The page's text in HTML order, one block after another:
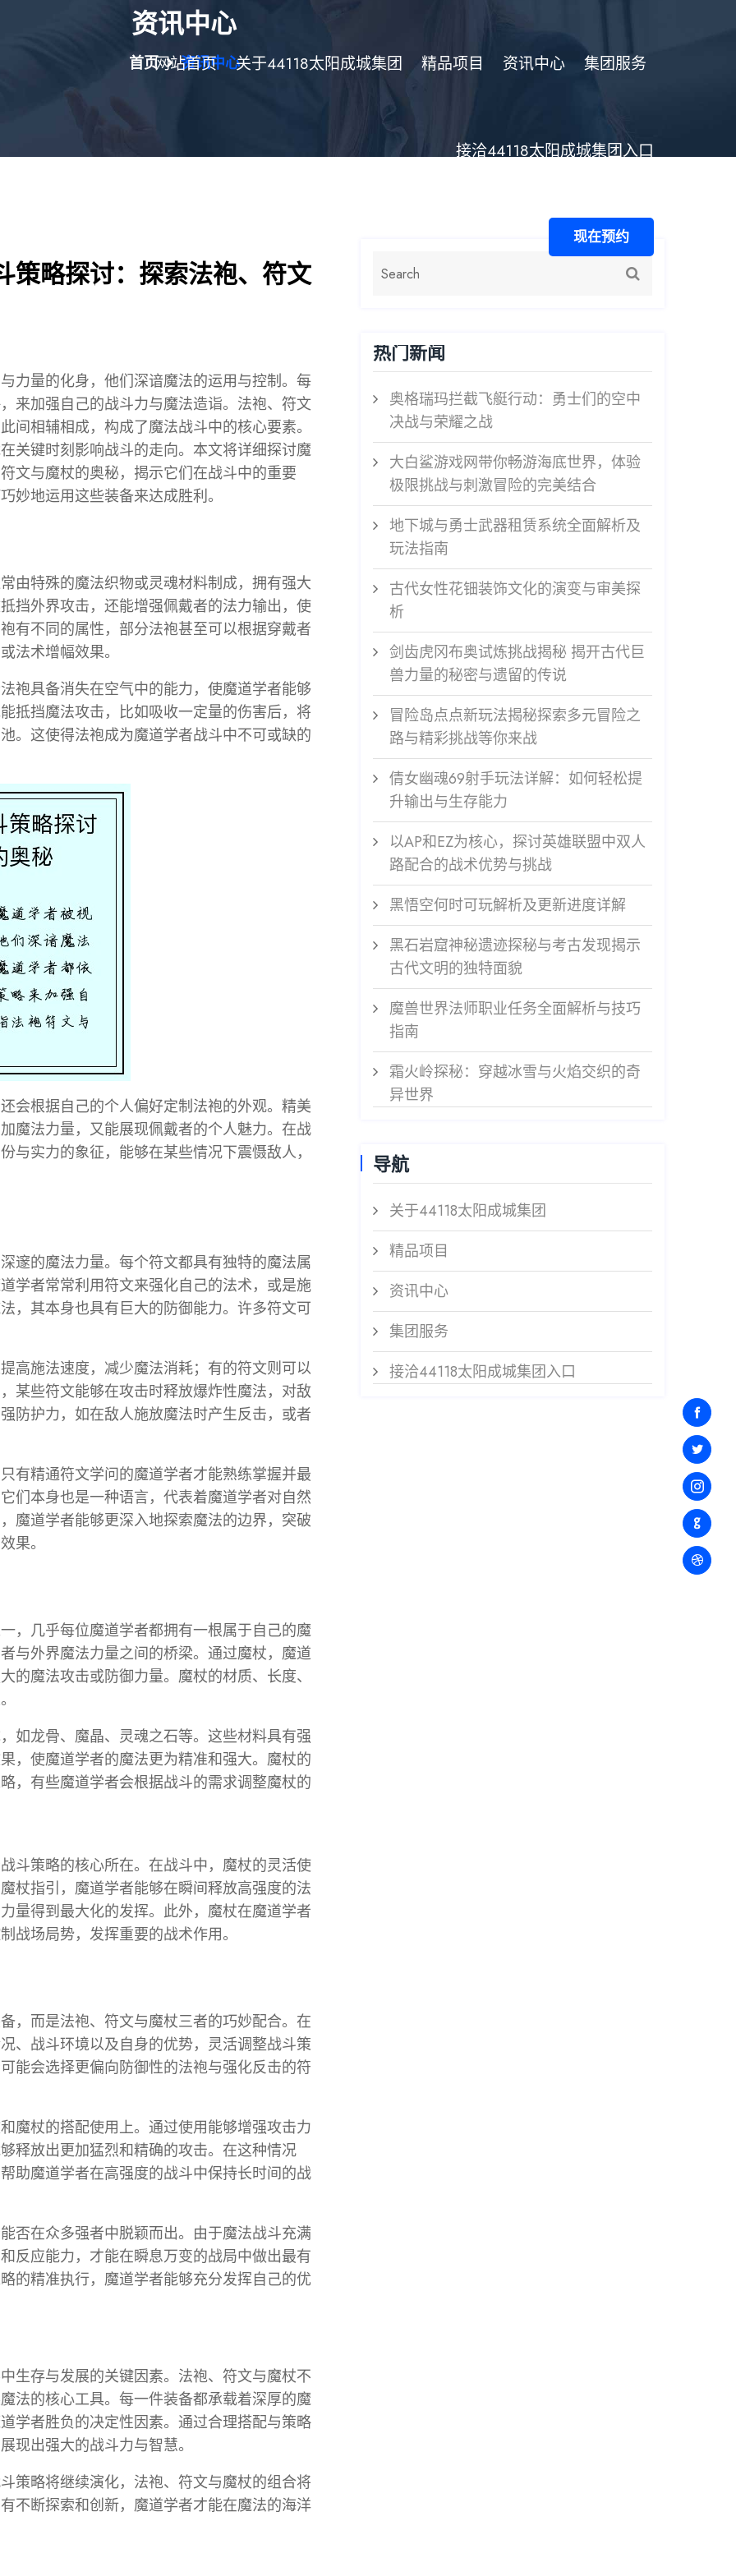
网站首页 关于44118太阳成城集团 精品项目 资讯中心 集团服务
接洽44118太阳成城集团入口
现在预约
资讯中心
首页 资讯中心
策略探讨：探索法袍、符文
力量的化身，他们深谙魔法的运用与控制。每
来加强自己的战斗力与魔法造诣。法袍、符文
间相辅相成，构成了魔法战斗中的核心要素。
关键时刻影响战斗的走向。本文将详细探讨魔
文与魔杖的奥秘，揭示它们在战斗中的重要
妙地运用这些装备来达成胜利。
由特殊的魔法织物或灵魂材料制成，拥有强大
挡外界攻击，还能增强佩戴者的法力输出，使
有不同的属性，部分法袍甚至可以根据穿戴者
法术增幅效果。
袍具备消失在空气中的能力，使魔道学者能够
抵挡魔法攻击，比如吸收一定量的伤害后，将
。这使得法袍成为魔道学者战斗中不可或缺的
会根据自己的个人偏好定制法袍的外观。精美
魔法力量，又能展现佩戴者的个人魅力。在战
实力的象征，能够在某些情况下震慑敌人，
邃的魔法力量。每个符文都具有独特的魔法属
学者常常利用符文来强化自己的法术，或是施
，其本身也具有巨大的防御能力。许多符文可
高施法速度，减少魔法消耗；有的符文则可以
某些符文能够在攻击时释放爆炸性魔法，对敌
防护力，如在敌人施放魔法时产生反击，或者
有精通符文学问的魔道学者才能熟练掌握并最
们本身也是一种语言，代表着魔道学者对自然
魔道学者能够更深入地探索魔法的边界，突破
果。
，几乎每位魔道学者都拥有一根属于自己的魔
与外界魔法力量之间的桥梁。通过魔杖，魔道
魔法攻击或防御力量。魔杖的材质、长度、
如龙骨、魔晶、灵魂之石等。这些材料具有强
，使魔道学者的魔法更为精准和强大。魔杖的
，有些魔道学者会根据战斗的需求调整魔杖的
斗策略的核心所在。在战斗中，魔杖的灵活使
杖指引，魔道学者能够在瞬间释放高强度的法
量得到最大化的发挥。此外，魔杖在魔道学者
战场局势，发挥重要的战术作用。
，而是法袍、符文与魔杖三者的巧妙配合。在
、战斗环境以及自身的优势，灵活调整战斗策
能会选择更偏向防御性的法袍与强化反击的符
魔杖的搭配使用上。通过使用能够增强攻击力
释放出更加猛烈和精确的攻击。在这种情况
助魔道学者在高强度的战斗中保持长时间的战
否在众多强者中脱颖而出。由于魔法战斗充满
反应能力，才能在瞬息万变的战局中做出最有
的精准执行，魔道学者能够充分发挥自己的优
生存与发展的关键因素。法袍、符文与魔杖不
法的核心工具。每一件装备都承载着深厚的魔
学者胜负的决定性因素。通过合理搭配与策略
现出强大的战斗力与智慧。
策略将继续演化，法袍、符文与魔杖的组合将
不断探索和创新，魔道学者才能在魔法的海洋
热门新闻
奥格瑞玛拦截飞艇行动：勇士们的空中
决战与荣耀之战
大白鲨游戏网带你畅游海底世界，体验
极限挑战与刺激冒险的完美结合
地下城与勇士武器租赁系统全面解析及
玩法指南
古代女性花钿装饰文化的演变与审美探
析
剑齿虎冈布奥试炼挑战揭秘 揭开古代巨
兽力量的秘密与遗留的传说
冒险岛点点新玩法揭秘探索多元冒险之
路与精彩挑战等你来战
倩女幽魂69射手玩法详解：如何轻松提
升输出与生存能力
以AP和EZ为核心，探讨英雄联盟中双人
路配合的战术优势与挑战
黑悟空何时可玩解析及更新进度详解
黑石岩窟神秘遗迹探秘与考古发现揭示
古代文明的独特面貌
魔兽世界法师职业任务全面解析与技巧
指南
霜火岭探秘：穿越冰雪与火焰交织的奇
异世界
导航
关于44118太阳成城集团
精品项目
资讯中心
集团服务
接洽44118太阳成城集团入口